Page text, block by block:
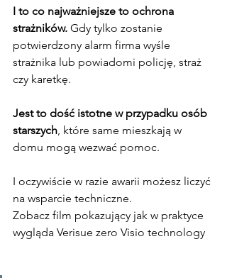
I to co najważniejsze to ochrona
strażników. Gdy tylko zostanie
potwierdzony alarm firma wyśle
strażnika lub powiadomi policję, straż
czy karetkę.
Jest to dość istotne w przypadku osób
starszych, które same mieszkają w
domu mogą wezwać pomoc.
I oczywiście w razie awarii możesz liczyć
na wsparcie techniczne.
Zobacz film pokazujący jak w praktyce
wygląda Verisue zero Visio technology